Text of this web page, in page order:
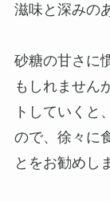
滋味と深みの
砂糖の甘さに
もしれません
トしていくと
ので、徐々に
とをお勧めし